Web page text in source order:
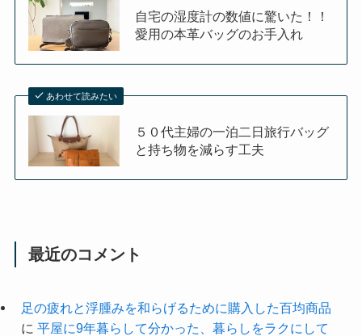
自宅の湿度計の数値に驚いた！！
愛用の本革バッグのお手入れ
あわせて読みたい
５０代主婦の一泊二日旅行バッグ
と持ち物を減らす工夫
最近のコメント
足の疲れと浮腫みを和らげるために購入した百均商品
に 平屋に9年暮らして分かった、暮らしをラクにして